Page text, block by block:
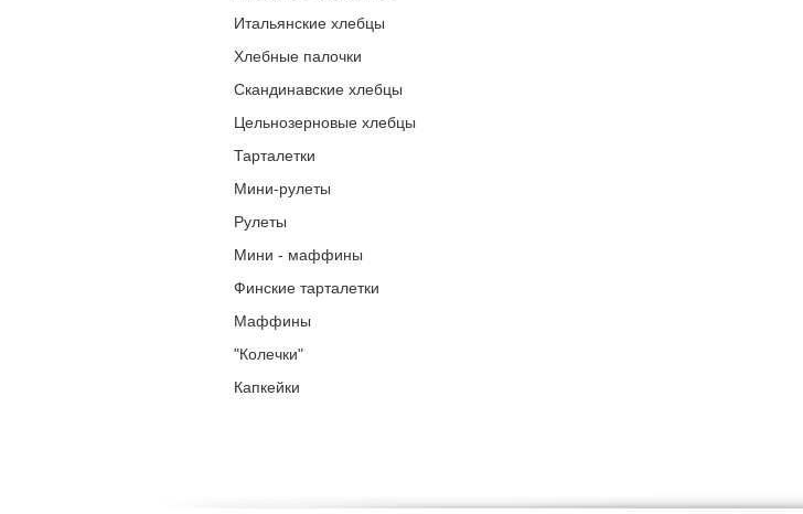
Итальянские хлебцы
Хлебные палочки
Скандинавские хлебцы
Цельнозерновые хлебцы
Тарталетки
Мини-рулеты
Рулеты
Мини - маффины
Финские тарталетки
Маффины
"Колечки"
Капкейки